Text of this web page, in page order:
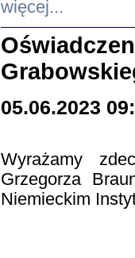
więcej...
05.06.2023
Wyrażamy
Grzegorza
Niemieckim